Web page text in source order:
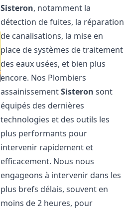
Sisteron, notamment la
détection de fuites, la réparation
de canalisations, la mise en
place de systèmes de traitement
des eaux usées, et bien plus
encore. Nos Plombiers
assainissementSisteron sont
équipés des dernières
technologies et des outils les
plus performants pour
intervenir rapidement et
efficacement. Nous nous
engageons à intervenir dans les
plus brefs délais, souvent en
moins de 2 heures, pour